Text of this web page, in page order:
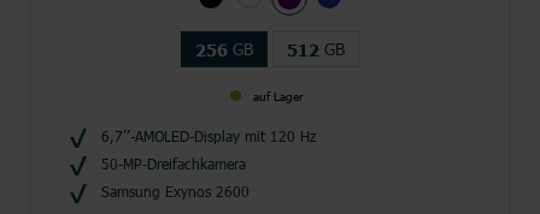
256 GB 512 GB
auf Lager
6,7’’-AMOLED-Display mit 120 Hz
50-MP-Dreifachkamera
Samsung Exynos 2600